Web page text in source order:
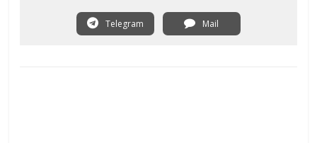
Telegram Mail